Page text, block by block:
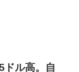
ドル高。自